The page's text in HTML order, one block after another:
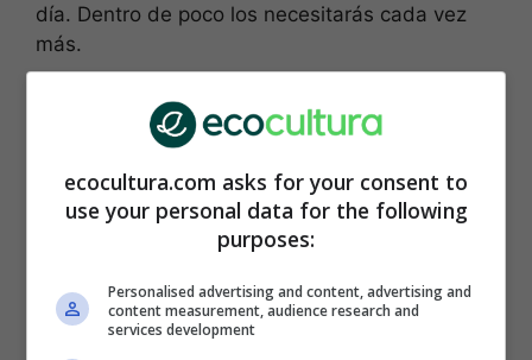
día. Dentro de poco los necesitarás cada vez
más.
¡Consejos para un uso
sostenible del horno!
Es sabido que el
electrodomésticos más útiles
platos elaborados en un tiempo relativamente
corto y que no se requieren muchas
herramientas para usarlo: ¡A veces solo metes
ecocultura.com asks for your consent to
use your personal data for the following
purposes:
Personalised advertising and content, advertising and
content measurement, audience research and
services development